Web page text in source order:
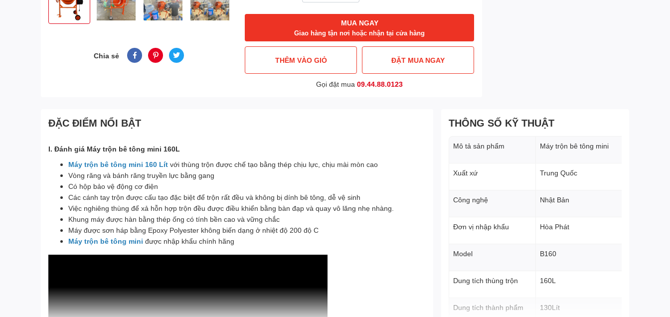
Chia sẻ
MUA NGAY
Giao hàng tận nơi hoặc nhận tại cửa hàng
THÊM VÀO GIỎ ĐẶT MUA NGAY
Gọi đặt mua09.44.88.0123
ĐẶC ĐIỂM NỔI BẬT
I. Đánh giá Máy trộn bê tông mini 160L
Máy trộn bê tông mini 160 Lít với thùng trộn được chế tạo bằng thép chịu lực, chịu mài mòn cao
Vòng răng và bánh răng truyền lực bằng gang
Có hộp bảo vệ động cơ điện
Các cánh tay trộn được cấu tạo đặc biệt để trộn rất đều và không bị dính bê tông, dễ vệ sinh
Việc nghiêng thùng để xả hỗn hợp trộn đều được điều khiển bằng bàn đạp và quay vô lăng nhẹ nhàng.
Khung máy được hàn bằng thép ống có tính bền cao và vững chắc
Máy được sơn háp bằng Epoxy Polyester không biến dạng ở nhiệt độ 200 độ C
Máy trộn bê tông mini được nhập khẩu chính hãng
THÔNG SỐ KỸ THUẬT
Mô tả sản phẩm Máy trộn bê tông mini
Xuất xứ Trung Quốc
Công nghệ Nhật Bản
Đơn vị nhập khẩu Hòa Phát
Model B160
Dung tích thùng trộn 160L
Dung tích thành phẩm 130Lít